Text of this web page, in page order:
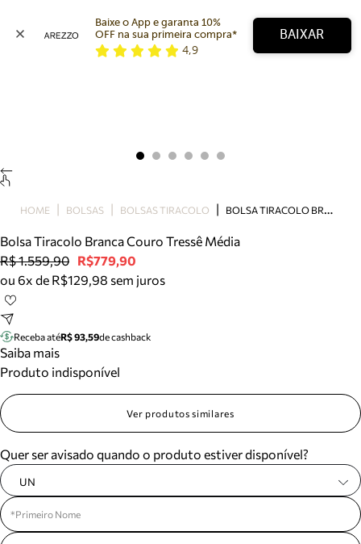
Bolsa
Tamanco
Tênis
Mule
Tire dúvidas sobre pedidos, devoluções e mais.
Meus pedidos
Acompanhe seus pedidos e solicite devoluções.
Baixe o App e garanta 10%
OFF na sua primeira compra*
4,9
BAIXAR
HOME BOLSAS BOLSAS TIRACOLO B
OLSA TIRACOLO BRANCA COURO TRESSÊ MÉDIA
Bolsa Tiracolo Branca Couro Tressê Média
R$ 1.559,90 R$779,90
ou 6x de R$129,98 sem juros
Receba atéR$ 93,59de cashback
Saiba mais
Produto indisponível
Ver produtos similares
Quer ser avisado quando o produto estiver disponível?
UN